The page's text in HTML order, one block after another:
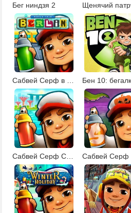
Бег ниндзя 2
Сабвей Серф в Берлине Бен 10:
Сабвей Серф Сингапур